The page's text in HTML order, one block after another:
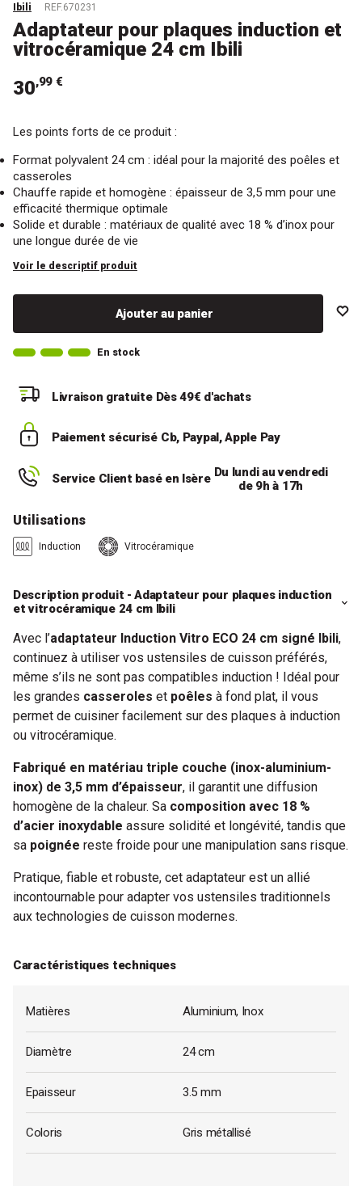
Ibili REF.670231
Adaptateur pour plaques induction et
vitrocéramique 24 cm Ibili
30,99 €
Les points forts de ce produit :
Format polyvalent 24 cm : idéal pour la majorité des poêles et
casseroles
Chauffe rapide et homogène : épaisseur de 3,5 mm pour une
efficacité thermique optimale
Solide et durable : matériaux de qualité avec 18 % d’inox pour
une longue durée de vie
Voir le descriptif produit
Ajouter au panier
En stock
Livraison gratuite Dès 49€ d'achats
Paiement sécurisé Cb, Paypal, Apple Pay
Service Client basé en Isère Du lundi au vendredi
de 9h à 17h
Utilisations
Induction Vitrocéramique
Description produit - Adaptateur pour plaques induction
et vitrocéramique 24 cm Ibili
Avec l’adaptateur Induction Vitro ECO 24 cm signé Ibili,
continuez à utiliser vos ustensiles de cuisson préférés,
même s’ils ne sont pas compatibles induction ! Idéal pour
les grandes casseroles et poêles à fond plat, il vous
permet de cuisiner facilement sur des plaques à induction
ou vitrocéramique.
Fabriqué en matériau triple couche (inox-aluminium-
inox) de 3,5 mm d’épaisseur, il garantit une diffusion
homogène de la chaleur. Sa composition avec 18 %
d’acier inoxydable assure solidité et longévité, tandis que
sa poignée reste froide pour une manipulation sans risque.
Pratique, fiable et robuste, cet adaptateur est un allié
incontournable pour adapter vos ustensiles traditionnels
aux technologies de cuisson modernes.
Caractéristiques techniques
Matières Aluminium, Inox
Diamètre 24 cm
Epaisseur 3.5 mm
Coloris Gris métallisé